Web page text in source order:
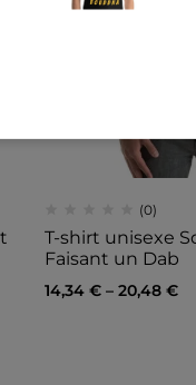
(0)
T-shirt unisexe
Faisant un Dab
14,34 € – 20,48 €